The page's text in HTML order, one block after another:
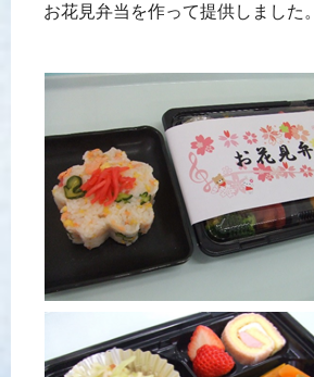
お花見弁当を作って提供しました。